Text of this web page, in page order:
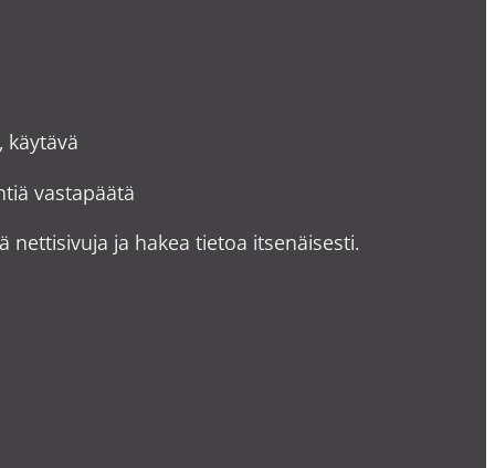
käytävä
vastapäätä
nettisivuja ja hakea tietoa itsenäisesti.